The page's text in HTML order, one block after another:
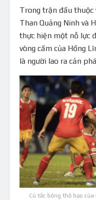
Trong trận đấu thuộc
Than Quảng Ninh và
thực hiện một nỗ lực
vòng cấm của Hồng
là người lao ra cản
Cú tắc bóng thô bạo của